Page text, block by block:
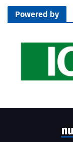
Powered by